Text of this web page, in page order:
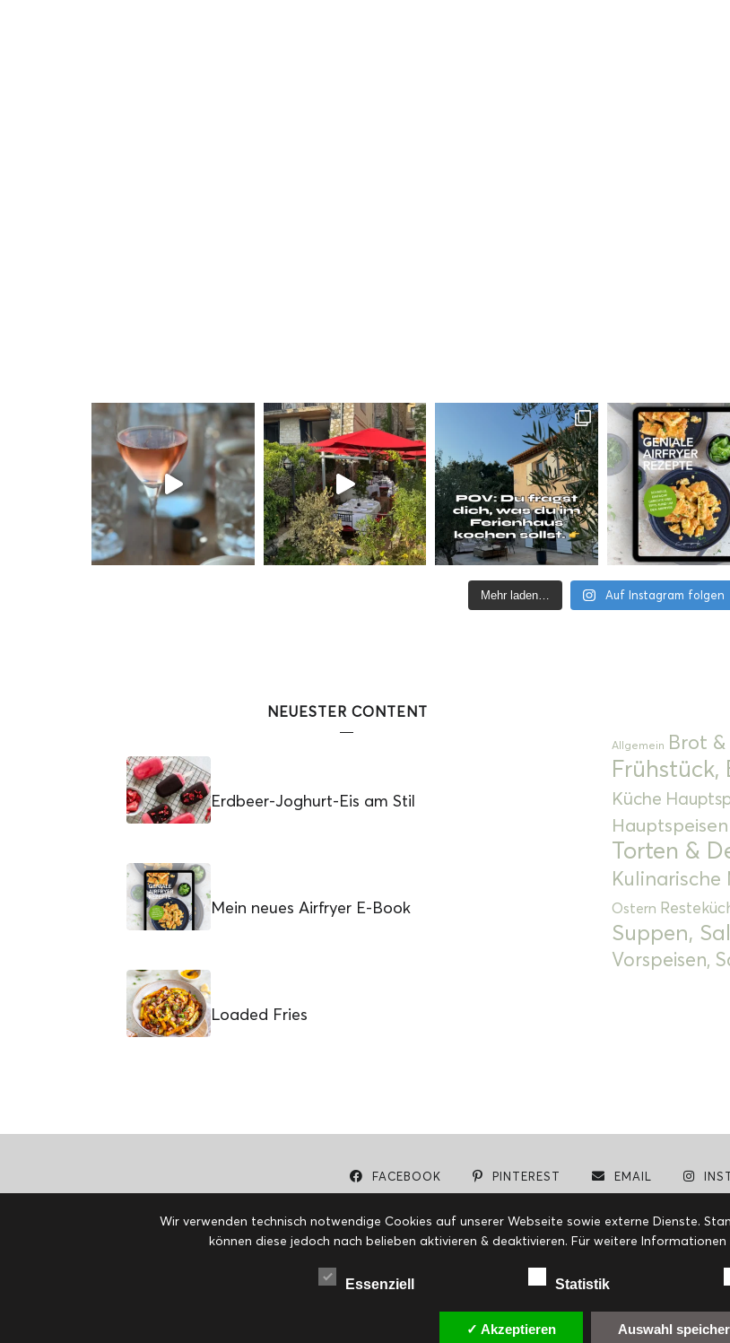
Mehr laden… Auf Instagram folgen
NEUESTER CONTENT
Erdbeer-Joghurt-Eis am Stil
Mein neues Airfryer E-Book
Loaded Fries
Allgemein Brot
Frühstück,
Küche
Torten &
Ostern
Suppen,
Vorspeisen,
FACEBOOK PINTEREST EMAIL
Wir verwenden technisch notwendige Cookies auf unserer Webseite sowie externe Dienste.
können diese jedoch nach belieben aktivieren & deaktivieren. Für weitere
Essenziell Statistik
✓ Akzeptieren Auswahl